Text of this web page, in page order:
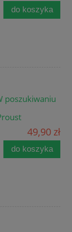
do koszyka
poszukiwaniu
49,90 zł
do koszyka